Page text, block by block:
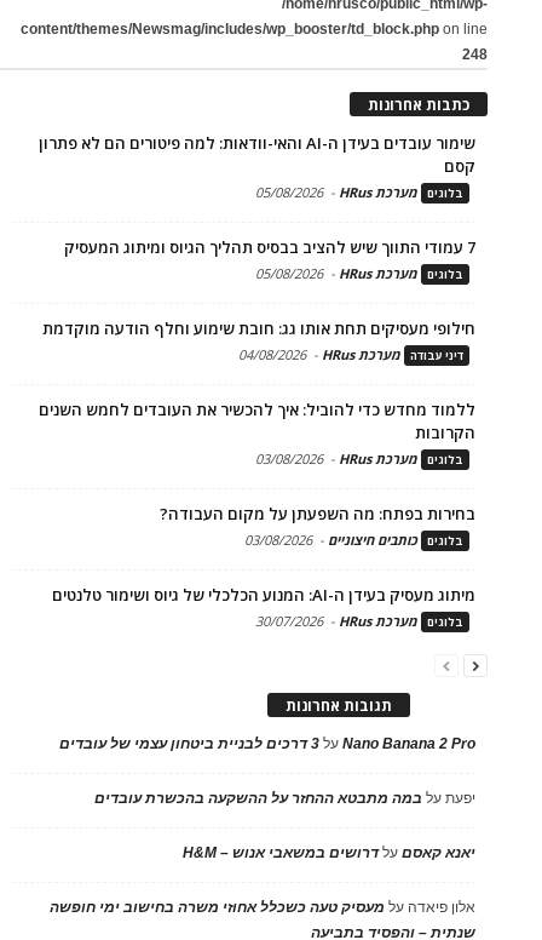
content/themes/Newsmag/includes/wp_booster/td_block.php on line
248
כתבות אחרונות
שימור עובדים בעידן ה-AI והאי-וודאות: למה פיטורים הם לא פתרון
קסם
בלוגים מערכת HRus -
05/08/2026
7 עמודי התווך שיש להציב בבסיס תהליך הגיוס ומיתוג המעסיק
בלוגים מערכת HRus -
05/08/2026
חילופי מעסיקים תחת אותו גג: חובת שימוע וחלף הודעה מוקדמת
דיני עבודה מערכת HRus -
04/08/2026
ללמוד מחדש כדי להוביל: איך להכשיר את העובדים לחמש השנים
הקרובות
בלוגים מערכת HRus -
03/08/2026
בחירות בפתח: מה השפעתן על מקום העבודה?
בלוגים כותבים חיצוניים -
03/08/2026
מיתוג מעסיק בעידן ה-AI: המנוע הכלכלי של גיוס ושימור טלנטים
בלוגים מערכת HRus -
30/07/2026
תגובות אחרונות
Nano Banana 2 Proעל 3 דרכים לבניית ביטחון עצמי של עובדים
יפעתעל במה מתבטא ההחזר על ההשקעה בהכשרת עובדים
יאנא קאסםעלדרושים במשאבי אנוש – H&M
אלון פיאדה על מעסיק טעה כשכלל אחוזי משרה בחישוב ימי חופשה
שנתית – והפסיד בתביעה